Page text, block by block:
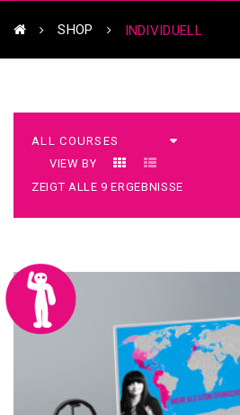
SHOP INDIVIDUELL
VIEW BY
ZEIGT ALLE 9 ERGEBNISSE